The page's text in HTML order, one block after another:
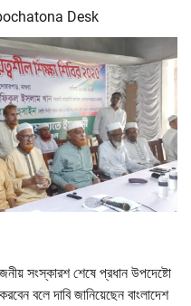
Desk
সংস্কারশ শেষে প্রধান উপদেষ্টাে
বলে দাবি জানিয়েছেন বাংলাদেশ